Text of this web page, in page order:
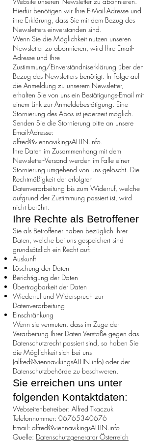
Hierfür benötigen wir Ihre E-Mail-Adresse und
ihre Erklärung, dass Sie mit dem Bezug des
Newsletters einverstanden sind.
Wenn Sie die Möglichkeit nutzen unseren
Newsletter zu abonnieren, wird Ihre Email-
Adresse und Ihre
Zustimmung/Einverständniserklärung über den
Bezug des Newsletters benötigt. In Folge auf
die Anmeldung zu unserem Newsletter,
erhalten Sie von uns ein Bestätigungs-Email mit
einem Link zur Anmeldebestätigung. Eine
Stornierung des Abos ist jederzeit möglich.
Senden Sie die Stornierung bitte an unsere
Email-Adresse:
alfred@viennavikingsALLIN.info.
Ihre Daten im Zusammenhang mit dem
Newsletter-Versand werden im Falle einer
Stornierung umgehend von uns gelöscht. Die
Rechtmäßigkeit der erfolgten
Datenverarbeitung bis zum Widerruf, welche
aufgrund der Zustimmung passiert ist, wird
nicht berührt.
Ihre Rechte als Betroffener
Sie als Betroffener haben bezüglich Ihrer
Daten, welche bei uns gespeichert sind
grundsätzlich ein Recht auf:
Auskunft
Löschung der Daten
Berichtigung der Daten
Übertragbarkeit der Daten
Wiederruf und Widerspruch zur
Datenverarbeitung
Einschränkung
Wenn sie vermuten, dass im Zuge der
Verarbeitung Ihrer Daten Verstöße gegen das
Datenschutzrecht passiert sind, so haben Sie
die Möglichkeit sich bei uns
(alfred@viennavikingsALLIN.info) oder der
Datenschutzbehörde zu beschweren.
Sie erreichen uns unter
folgenden Kontaktdaten:
Webseitenbetreiber: Alfred Tkaczuk
Telefonnummer: 06765340676
Email: alfred@viennavikingsALLIN.info
Quelle: Datenschutzgenerator Österreich